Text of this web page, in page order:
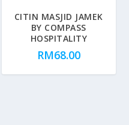
CITIN MASJID JAMEK
BY COMPASS
HOSPITALITY
RM68.00